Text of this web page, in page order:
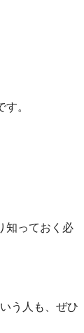
。
知っておく必
う人も、ぜひ